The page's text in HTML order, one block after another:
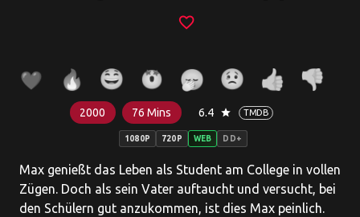
favorite_border
2000 76 Mins 6.4 star TMDB
1080P 720P WEB DD+
Max genießt das Leben als Student am College in vollen
Zügen. Doch als sein Vater auftaucht und versucht, bei
den Schülern gut anzukommen, ist dies Max peinlich.